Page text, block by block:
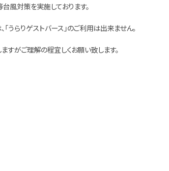
風対策を実施しております。
らりゲストバース」のご利用は出来ません。
すがご理解の程宜しくお願い致します。